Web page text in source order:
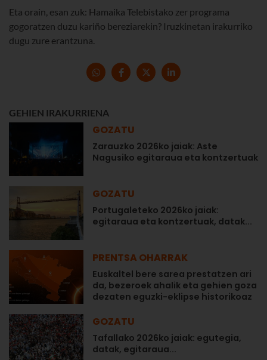
Eta orain, esan zuk: Hamaika Telebistako zer programa
gogoratzen duzu kariño bereziarekin? Iruzkinetan irakurriko
dugu zure erantzuna.
GEHIEN IRAKURRIENA
GOZATU
Zarauzko 2026ko jaiak: Aste
Nagusiko egitaraua eta kontzertuak
GOZATU
Portugaleteko 2026ko jaiak:
egitaraua eta kontzertuak, datak...
PRENTSA OHARRAK
Euskaltel bere sarea prestatzen ari
da, bezeroek ahalik eta gehien goza
dezaten eguzki-eklipse historikoaz
GOZATU
Tafallako 2026ko jaiak: egutegia,
datak, egitaraua...